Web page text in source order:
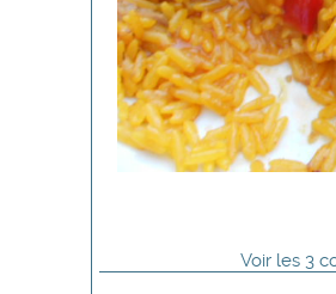
Voir les 3